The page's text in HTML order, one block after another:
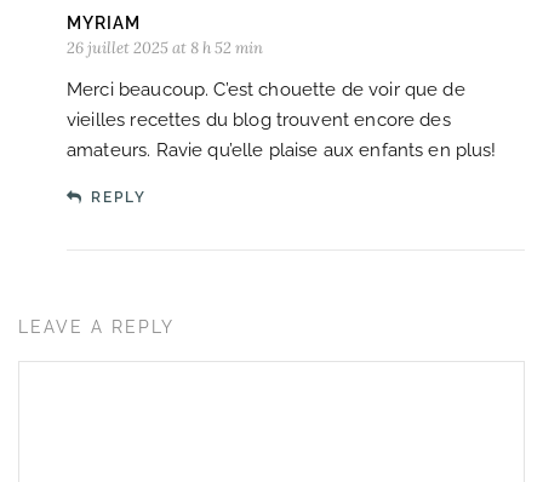
MYRIAM
26 juillet 2025 at 8 h 52 min
Merci beaucoup. C’est chouette de voir que de
vieilles recettes du blog trouvent encore des
amateurs. Ravie qu’elle plaise aux enfants en plus!
REPLY
LEAVE A REPLY